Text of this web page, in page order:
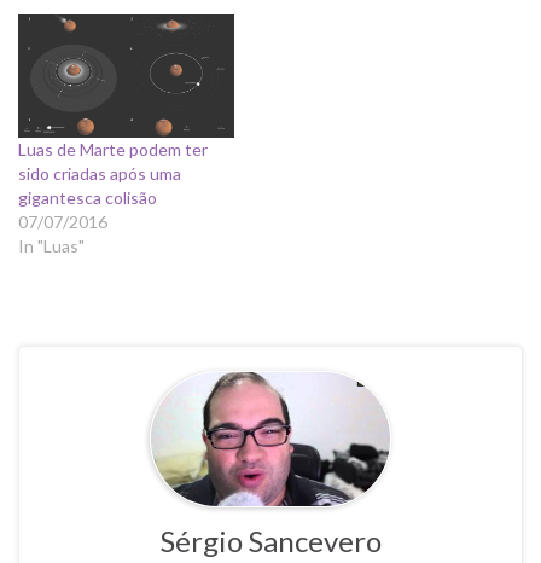
Luas de Marte podem ter
sido criadas após uma
gigantesca colisão
07/07/2016
In "Luas"
Sérgio Sancevero